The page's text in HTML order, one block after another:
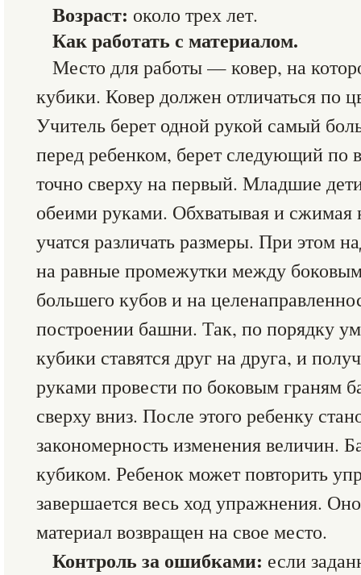
Возраст: около трех лет.
Как работать с материалом.
Место для работы — ковер, на
кубики. Ковер должен отличаться по
Учитель берет одной рукой самый
перед ребенком, берет следующий по
точно сверху на первый. Младшие
обеими руками. Обхватывая и сжимая
учатся различать размеры. При этом
на равные промежутки между
большего кубов и на
построении башни. Так, по порядку
кубики ставятся друг на друга, и
руками провести по боковым граням
сверху вниз. После этого ребенку
закономерность изменения величин.
кубиком. Ребенок может повторить
завершается весь ход упражнения.
материал возвращен на свое место.
Контроль за ошибками: если